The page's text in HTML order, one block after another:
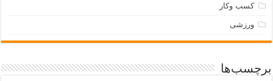
کسب وکار
ورزشی
برچسب‌ها